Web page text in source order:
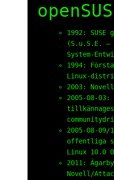
1992: SUSE
(S.u.S.E. –
System-
1994:
Linux-
2003:
2005-08-03:
tillkännages
2005-08-
offentliga
Linux 10.0
2011:
Novell/